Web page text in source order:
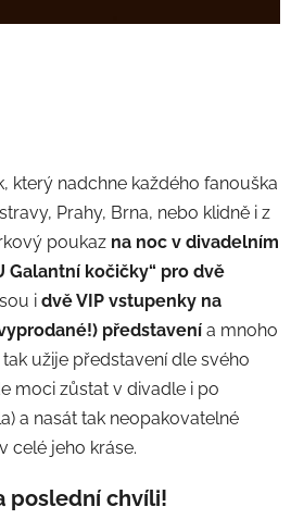
který nadchne každého fanouška
Prahy, Brna, nebo klidně i z
poukaz na noc v divadelním
Galantní kočičky“ pro dvě
i dvě VIP vstupenky na
představení a mnoho
užije představení dle svého
moci zůstat v divadle i po
a nasát tak neopakovatelné
celé jeho kráse.
poslední chvíli!